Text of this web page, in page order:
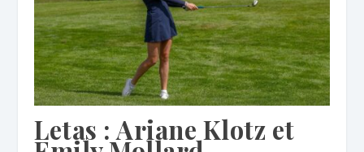
Letas : Ariane Klotz et